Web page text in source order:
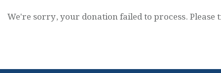
We're sorry, your donation failed to process.